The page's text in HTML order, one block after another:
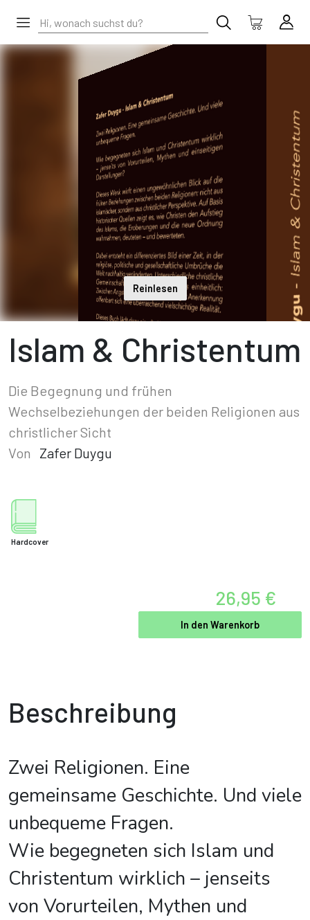
Reinlesen
Islam & Christentum
Die Begegnung und frühen
Wechselbeziehungen der beiden Religionen aus
christlicher Sicht
Von
Zafer Duygu
Hardcover
26,95 €
In den Warenkorb
Beschreibung
Zwei Religionen. Eine
gemeinsame Geschichte. Und viele
unbequeme Fragen.
Wie begegneten sich Islam und
Christentum wirklich – jenseits
von Vorurteilen, Mythen und